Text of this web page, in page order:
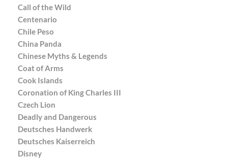
Call of the Wild
Centenario
Chile Peso
China Panda
Chinese Myths & Legends
Coat of Arms
Cook Islands
Coronation of King Charles III
Czech Lion
Deadly and Dangerous
Deutsches Handwerk
Deutsches Kaiserreich
Disney